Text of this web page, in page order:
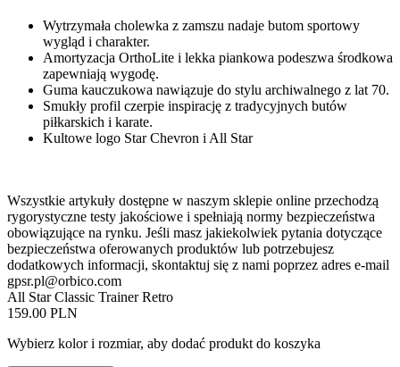
Wytrzymała cholewka z zamszu nadaje butom sportowy
wygląd i charakter.
Amortyzacja OrthoLite i lekka piankowa podeszwa środkowa
zapewniają wygodę.
Guma kauczukowa nawiązuje do stylu archiwalnego z lat 70.
Smukły profil czerpie inspirację z tradycyjnych butów
piłkarskich i karate.
Kultowe logo Star Chevron i All Star
Wszystkie artykuły dostępne w naszym sklepie online przechodzą
rygorystyczne testy jakościowe i spełniają normy bezpieczeństwa
obowiązujące na rynku. Jeśli masz jakiekolwiek pytania dotyczące
bezpieczeństwa oferowanych produktów lub potrzebujesz
dodatkowych informacji, skontaktuj się z nami poprzez adres e-mail
gpsr.pl@orbico.com
All Star Classic Trainer Retro
159.00 PLN
Wybierz kolor i rozmiar, aby dodać produkt do koszyka